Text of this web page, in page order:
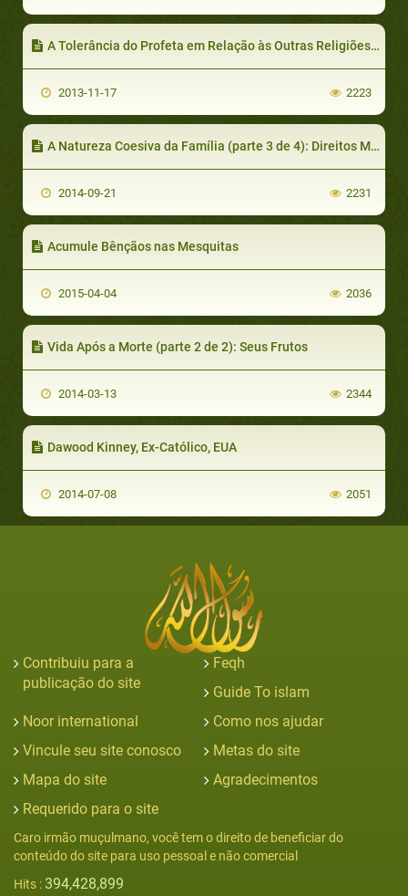
A Tolerância do Profeta em Relação às Outras Religiões (parte 1 de 2)
2013-11-17 2223
A Natureza Coesiva da Família (parte 3 de 4): Direitos Mútuos dos Cônjuges
2014-09-21 2231
Acumule Bênçãos nas Mesquitas
2015-04-04 2036
Vida Após a Morte (parte 2 de 2): Seus Frutos
2014-03-13 2344
Dawood Kinney, Ex-Católico, EUA
2014-07-08 2051
Contribuiu para a
publicação do site
Feqh
Guide To islam
Noor international
Como nos ajudar
Vincule seu site conosco
Metas do site
Mapa do site
Agradecimentos
Requerido para o site
Caro irmão muçulmano, você tem o direito de beneficiar do
conteúdo do site para uso pessoal e não comercial
Hits : 394,428,899